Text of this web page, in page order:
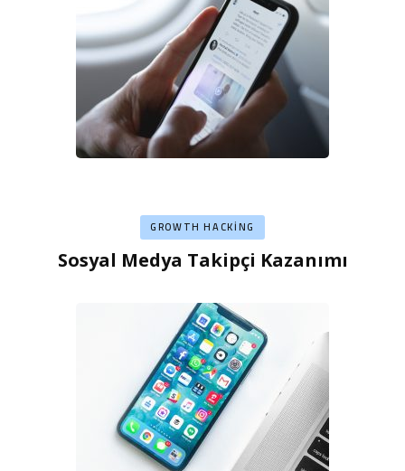
GROWTH HACKING
Sosyal Medya Takipçi Kazanımı